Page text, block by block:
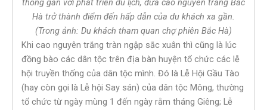
thống gắn với phát triển du lịch, đưa cao nguyên trắng Bắc
Hà trở thành điểm đến hấp dẫn của du khách xa gần.
(Trong ảnh: Du khách tham quan chợ phiên Bắc Hà)
Khi cao nguyên trắng tràn ngập sắc xuân thì cũng là lúc
đồng bào các dân tộc trên địa bàn huyện tổ chức các lễ
hội truyền thống của dân tộc mình. Đó là Lễ Hội Gầu Tào
(hay còn gọi là Lễ hội Say sán) của dân tộc Mông, thường
tổ chức từ ngày mùng 1 đến ngày rằm tháng Giêng; Lễ